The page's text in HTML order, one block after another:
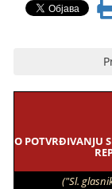
O POTVRĐIVANJU
("Sl.